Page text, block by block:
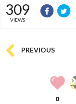
309
VIEWS
PREVIOUS
0